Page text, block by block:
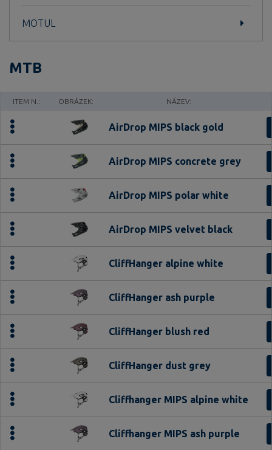
MOTUL
MTB
ITEM N.: OBRÁZEK: NÁZEV:
AirDrop MIPS black gold
AirDrop MIPS concrete grey
AirDrop MIPS polar white
AirDrop MIPS velvet black
CliffHanger alpine white
CliffHanger ash purple
CliffHanger blush red
CliffHanger dust grey
Cliffhanger MIPS alpine white
Cliffhanger MIPS ash purple